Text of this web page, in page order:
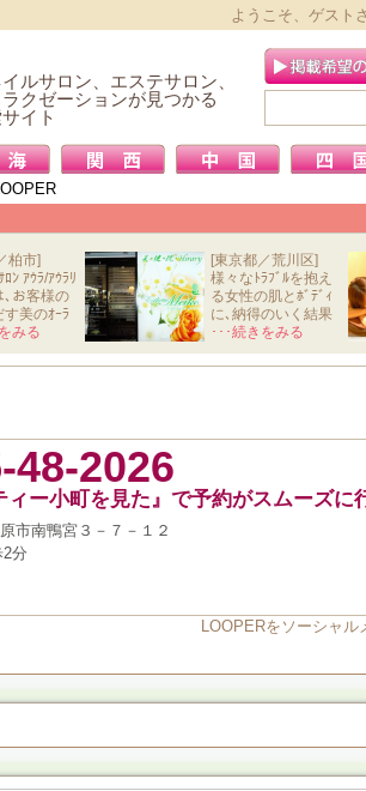
ようこそ、ゲスト
ルサロン、エステサロン、
クゼーションが見つかる
イト
柏市]
ﾛﾝ ｱｳﾗ/ｱｳﾗﾘ
､お客様の
美のｵｰﾗ
みる
[東京都／荒川区]
様々なﾄﾗﾌﾞﾙを抱え
る女性の肌とﾎﾞﾃﾞｨ
に､納得のいく結果
を導きだ
･･･続きをみる
48-2026
ィー小町を見た』で予約がスムーズに
市南鴨宮３－７－１２
分
LOOPERをソーシャ